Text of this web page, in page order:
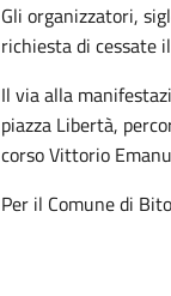
Gli organizzatori,
richiesta di cessate
Il via alla
piazza Libertà,
corso Vittorio
Per il Comune di